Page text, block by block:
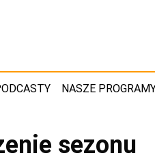
NASZE
sezonu